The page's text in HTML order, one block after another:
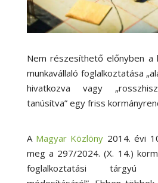
Nem részesíthető előnyben a
munkavállaló foglalkoztatása
hivatkozva vagy
tanúsítva” egy friss
A Magyar Közlöny 2014. évi
meg a 297/2024. (X. 14.)
foglalkoztatási tárgyú